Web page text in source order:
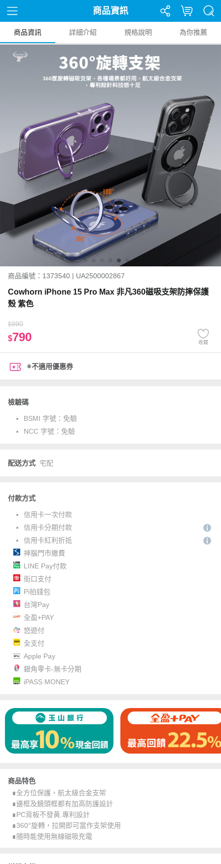
商品資訊
商品資訊 詳細介紹 規格說明 為你推薦
商品編號：1373540 | UA2500002867
Cowhorn iPhone 15 Pro Max 非凡360磁吸支架防摔保護
殼 紫色
$990
$790 收藏
※不適用優惠券
檢驗碼
BSMI 字號： 免驗
NCC 字號： 免驗
配送方式 宅配
付款方式
信用卡一次付款
信用卡分期付款
信用卡紅利折抵
神腦門市繳費
LINE Pay付款
街口支付
Pi拍錢包
台灣Pay
全盈+PAY
悠遊付
全支付
Apple Pay
銀角零卡-無卡分期
iPASS MONEY
商品特色
∎全方位保護，航太級合金支架
∎邊框及鏡頭框都有加高防護設計
∎PC背板不發黃.專利設計
∎360°旋轉，拉開即可當作支架使用
∎隨時能使用無線磁吸充電